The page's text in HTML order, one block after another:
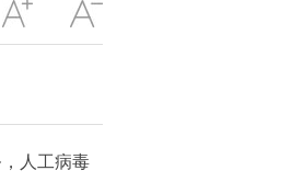
人工病毒